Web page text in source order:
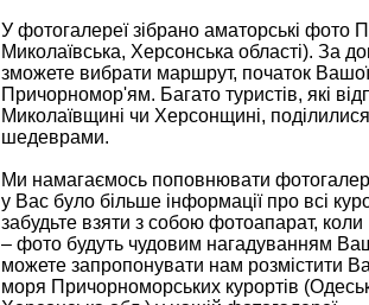
У фотогалереї зібрано аматорські фото
Миколаївська, Херсонська області). За
зможете вибрати маршрут, початок
Причорномор'ям. Багато туристів, які
Миколаївщині чи Херсонщині,
шедеврами.
Ми намагаємось поповнювати
у Вас було більше інформації про всі
забудьте взяти з собою фотоапарат,
– фото будуть чудовим нагадуванням
можете запропонувати нам розмістити
моря Причорноморських курортів